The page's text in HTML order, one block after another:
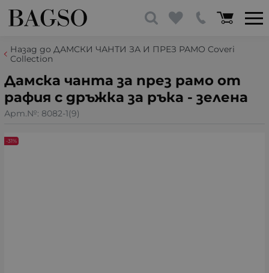
Назад до ДАМСКИ ЧАНТИ ЗА И ПРЕЗ РАМО Coveri
Collection
Дамска чанта за през рамо от
рафия с дръжка за ръка - зелена
Арт.№: 8082-1(9)
-31%